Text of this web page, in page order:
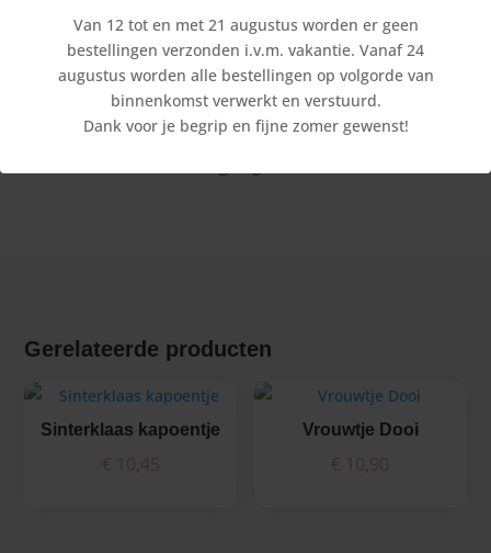
Van 12 tot en met 21 augustus worden er geen
bestellingen verzonden i.v.m. vakantie. Vanaf 24
augustus worden alle bestellingen op volgorde van
binnenkomst verwerkt en verstuurd.
Dank voor je begrip en fijne zomer gewenst!

Voor 12:00 besteld
Gerelateerde producten
Sinterklaas kapoentje Vrouwtje Dooi